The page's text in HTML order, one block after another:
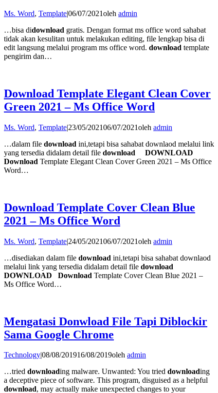
Ms. Word, Template|06/07/2021oleh admin
…bisa didownload gratis. Dengan format ms office word sahabat
tidak akan kesulitan untuk melakukan editing, file lengkap bisa di
edit langsung melalui program ms office word. download template
pengirim dan…
Download Template Elegant Clean Cover
Green 2021 – Ms Office Word
Ms. Word, Template|23/05/202106/07/2021oleh admin
…dalam file download ini,tetapi bisa sahabat downlaod melalui link
yang tersedia didalam detail file download
DOWNLOAD
Download Template Elegant Clean Cover Green 2021 – Ms Office
Word…
Download Template Cover Clean Blue
2021 – Ms Office Word
Ms. Word, Template|24/05/202106/07/2021oleh admin
…disediakan dalam file download ini,tetapi bisa sahabat downlaod
melalui link yang tersedia didalam detail file download
DOWNLOAD
Download Template Cover Clean Blue 2021 –
Ms Office Word…
Mengatasi Donwload File Tapi Diblockir
Sama Google Chrome
Technology08/08/201916/08/2019oleh admin
…tried downloading malware. Unwanted: You tried downloading
a deceptive piece of software. This program, disguised as a helpful
download, may actually make unexpected changes to your